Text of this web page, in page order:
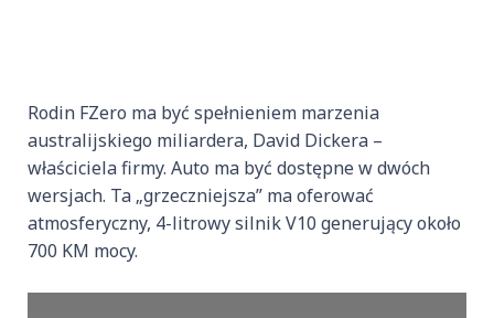
Rodin FZero ma być spełnieniem marzenia
australijskiego miliardera, David Dickera –
właściciela firmy. Auto ma być dostępne w dwóch
wersjach. Ta „grzeczniejsza” ma oferować
atmosferyczny, 4-litrowy silnik V10 generujący około
700 KM mocy.